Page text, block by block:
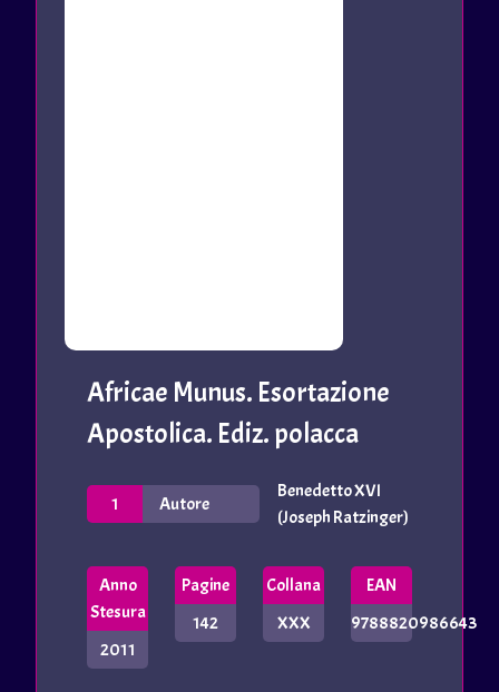
Africae Munus. Esortazione
Apostolica. Ediz. polacca
1 Autore
Benedetto XVI
(Joseph Ratzinger)
Anno
Stesura
2011
Pagine
142
Collana
XXX
EAN
9788820986643